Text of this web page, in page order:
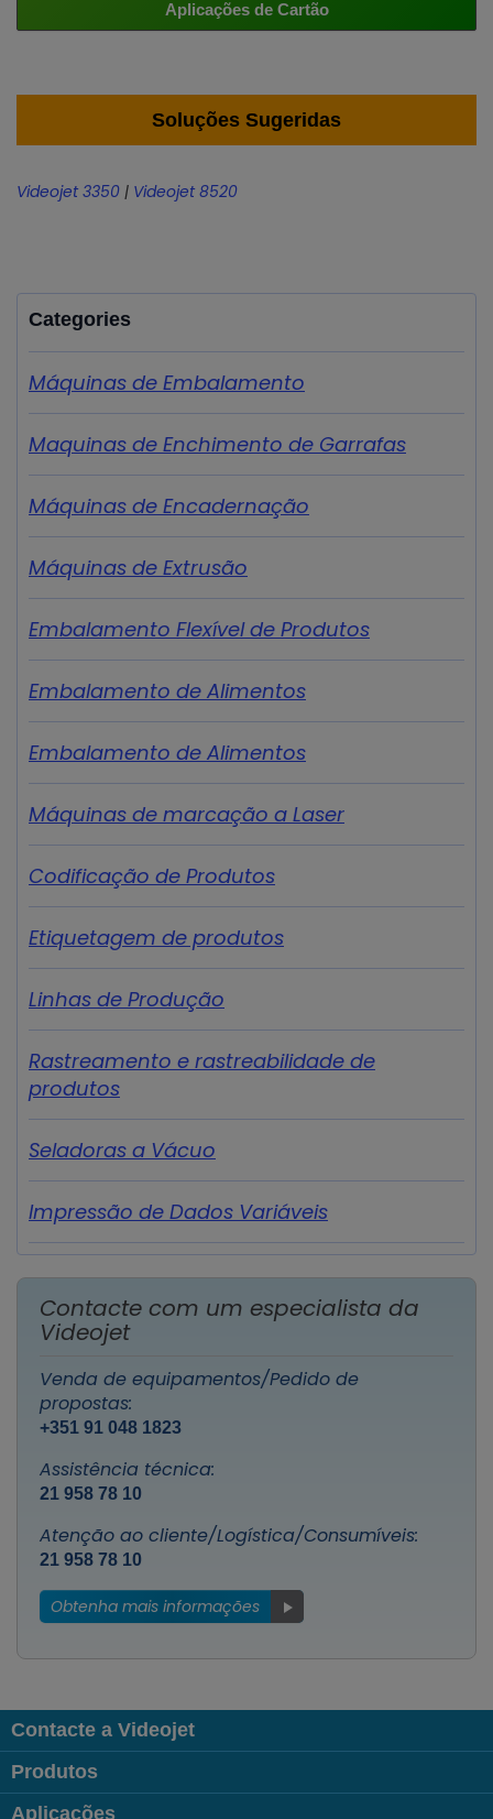
Aplicações de Cartão
Soluções Sugeridas
Videojet 3350 | Videojet 8520
Categories
Máquinas de Embalamento
Maquinas de Enchimento de Garrafas
Máquinas de Encadernação
Máquinas de Extrusão
Embalamento Flexível de Produtos
Embalamento de Alimentos
Embalamento de Alimentos
Máquinas de marcação a Laser
Codificação de Produtos
Etiquetagem de produtos
Linhas de Produção
Rastreamento e rastreabilidade de
produtos
Seladoras a Vácuo
Impressão de Dados Variáveis
Contacte com um especialista da
Videojet
Venda de equipamentos/Pedido de
propostas:
+351 91 048 1823
Assistência técnica:
21 958 78 10
Atenção ao cliente/Logística/Consumíveis:
21 958 78 10
Obtenha mais informações
Contacte a Videojet
Produtos
Aplicações